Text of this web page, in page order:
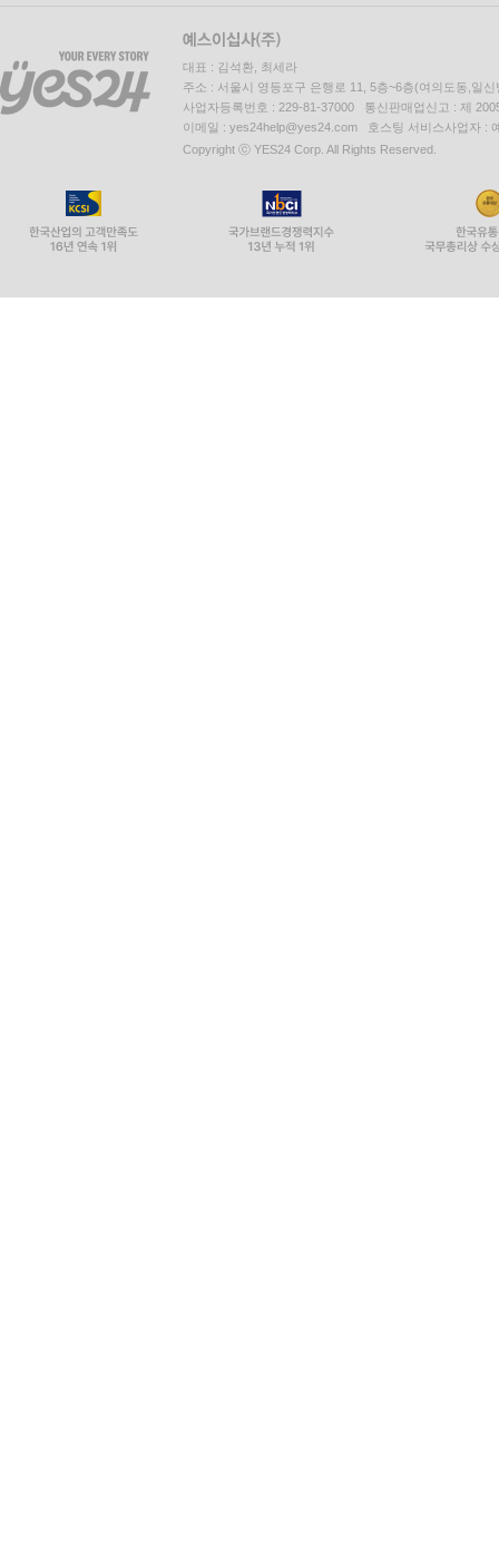
대표 : 김석환, 최세라
주소 : 서울시 영등포구 은행로 11, 5층~6층(여의도동,일신
사업자등록번호 : 229-81-37000 통신판매업신고 : 제
이메일 : yes24help@yes24.com 호스팅 서비스사업자 :
Copyright ⓒ YES24 Corp. All Rights Reserved.